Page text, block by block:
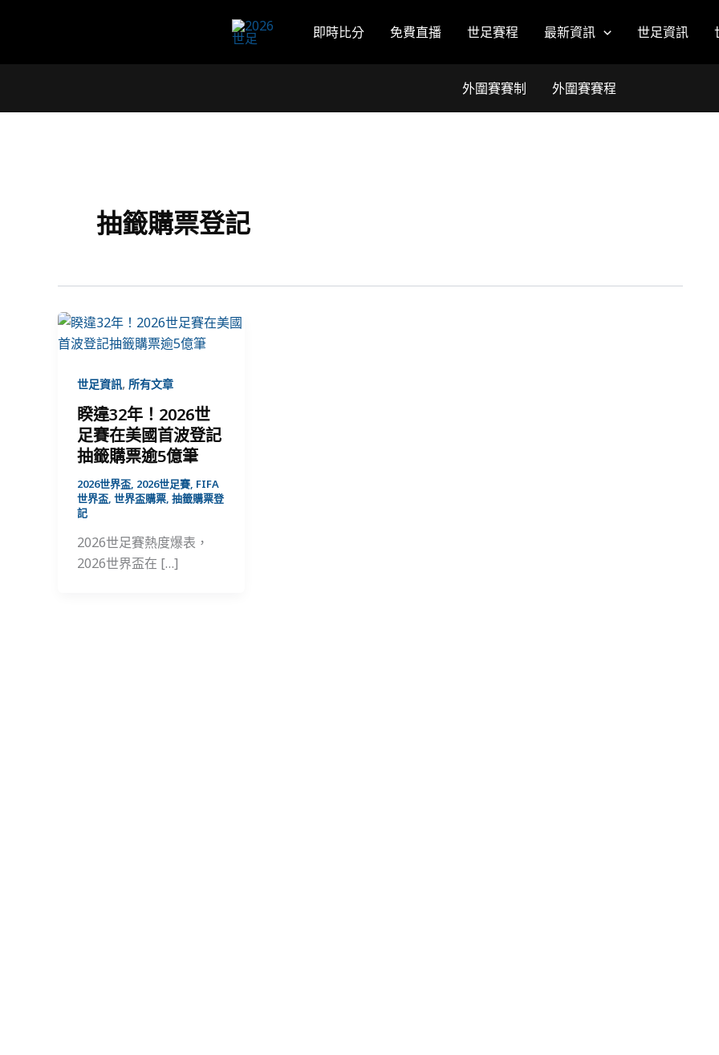
容
即時比分 免費直播 世足賽程 最新資訊 世足資訊
外圍賽賽制 外圍賽賽程
抽籤購票登記
世足資訊, 所有文章
睽違32年！2026世
足賽在美國首波登記
抽籤購票逾5億筆
2026世界盃, 2026世足賽, FIFA
世界盃, 世界盃購票, 抽籤購票登
記
2026世足賽熱度爆表，
2026世界盃在 […]